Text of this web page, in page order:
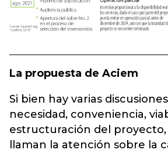
La propuesta de Aciem
Si bien hay varias
necesidad, conveniencia,
estructuración del proyecto,
llaman la atención sobre la